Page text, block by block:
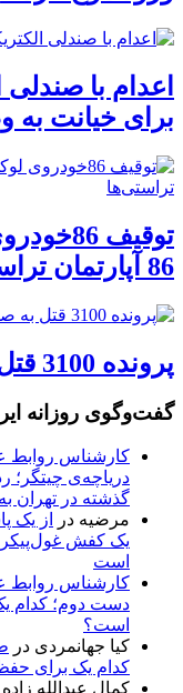
اعدام با
برای خیانت به
86 آپارتمان تراستی‌ها
پرونده 3100 قتل به صلح و سازش ختم شد
گفت‌وگوی روزانه
کارشناس روابط
دریاچه‌ی
گذشته در تهران
مرضیه در
از یک
یک کفش غول‌پیکر
است
کارشناس روابط
دست دوم؛ کدام
است؟
کیا جهانمردی در
کدام یک برای
کمال عبدالله زاده